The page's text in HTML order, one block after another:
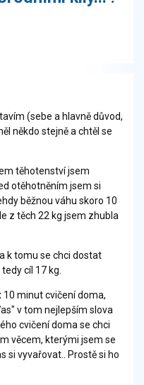
(sebe a hlavně důvod,
někdo stejně a chtěl se
těhotenství jsem
otěhotněním jsem si
běžnou váhu skoro 10
z těch 22 kg jsem zhubla
k tomu se chci dostat
cíl 17 kg.
10 minut cvičení doma,
v tom nejlepším slova
cvičení doma se chci
věcem, kterými jsem se
si vyvařovat.. Prostě si ho